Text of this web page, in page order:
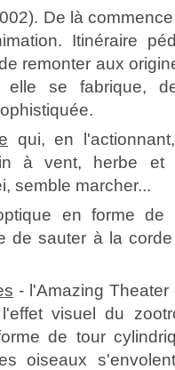
De là
Itinéraire
remonter aux
elle se
qui, en
à vent, herbe
semble marcher...
en forme de
de sauter à la
- l'Amazing
l'effet visuel du
de tour
oiseaux